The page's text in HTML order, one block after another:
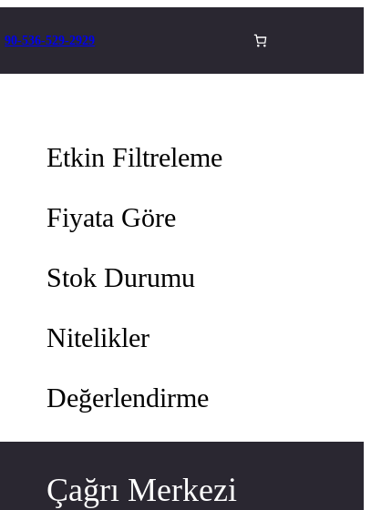
90-536-529-2929
Etkin Filtreleme
Fiyata Göre
Stok Durumu
Nitelikler
Değerlendirme
Çağrı Merkezi